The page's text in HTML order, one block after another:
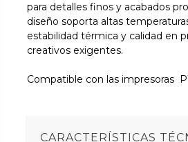
para detalles finos y acabados
diseño soporta altas
estabilidad térmica y calidad en
creativos exigentes.
Compatible con las impresoras
CARACTERÍSTICAS